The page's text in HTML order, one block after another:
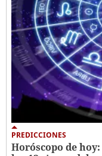
PREDICCIONES
Horóscopo de